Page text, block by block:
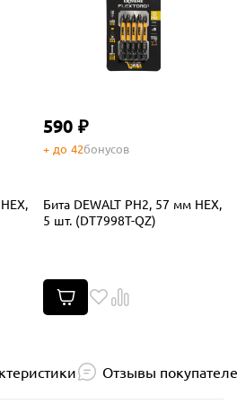
590 ₽
+ до 42бонусов
Бита DEWALT PH2, 57 мм HEX,
5 шт. (DT7998T-QZ)
Отзывы